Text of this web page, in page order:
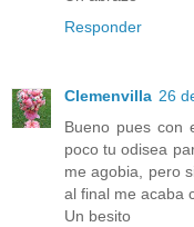
Responder
Clemenvilla 26
Bueno pues con
poco tu odisea
me agobia, pero
al final me acaba
Un besito